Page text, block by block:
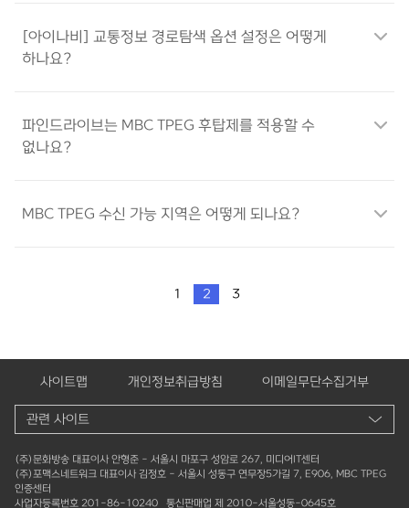
[아이나비] 교통정보 경로탐색 옵션 설정은 어떻게
하나요?
파인드라이브는 MBC TPEG 후탑제를 적용할 수
없나요?
MBC TPEG 수신 가능 지역은 어떻게 되나요?
1 2 3
사이트맵 개인정보취급방침 이메일무단수집거부
(주)문화방송 대표이사 안형준 - 서울시 마포구 성암로 267, 미디어IT센터
(주)포맥스네트워크 대표이사 김정호 - 서울시 성동구 연무장5가길 7, E906, MBC TPEG
인증센터
사업자등록번호 201-86-10240 통신판매업 제 2010-서울성동-0645호